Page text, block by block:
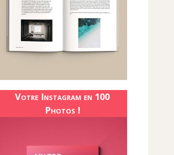
Votre Instagram en 100
Photos !